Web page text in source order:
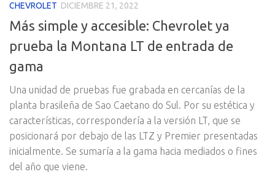
CHEVROLET DICIEMBRE 21, 2022
Más simple y accesible: Chevrolet ya
prueba la Montana LT de entrada de
gama
Una unidad de pruebas fue grabada en cercanías de la
planta brasileña de Sao Caetano do Sul. Por su estética y
características, correspondería a la versión LT, que se
posicionará por debajo de las LTZ y Premier presentadas
inicialmente. Se sumaría a la gama hacia mediados o fines
del año que viene.